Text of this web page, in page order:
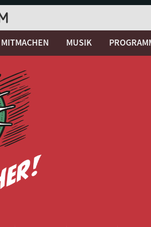
MITMACHEN MUSIK